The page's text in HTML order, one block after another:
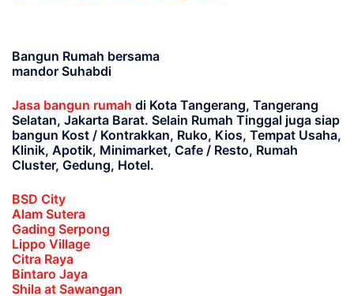
Bangun Rumah bersama
mandor Suhabdi
Jasa bangun rumah di Kota Tangerang, Tangerang
Selatan, Jakarta Barat. Selain Rumah Tinggal juga siap
bangun Kost / Kontrakkan, Ruko, Kios, Tempat Usaha,
Klinik, Apotik, Minimarket, Cafe / Resto, Rumah
Cluster, Gedung, Hotel.
BSD City
Alam Sutera
Gading Serpong
Lippo Village
Citra Raya
Bintaro Jaya
Shila at Sawangan